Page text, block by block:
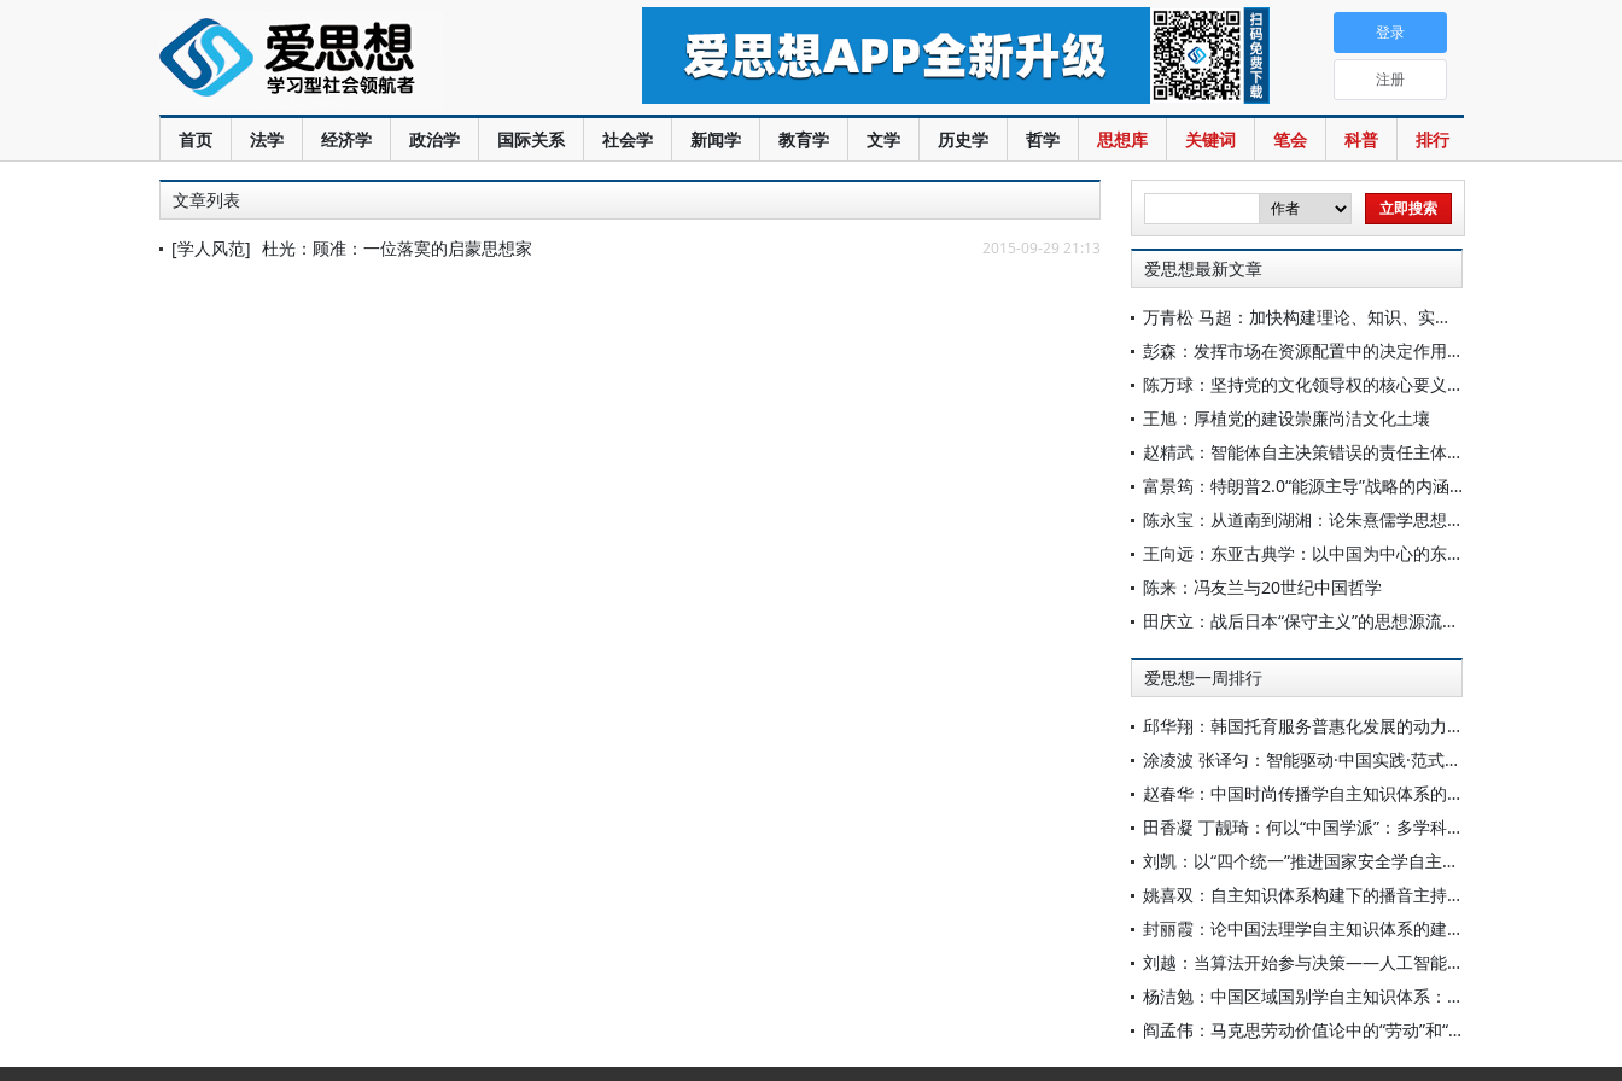
首页 法学 经济学 政治学 国际关系 社会学 新闻学 教育学 文学 历史学 哲学 思想库 关键词 笔会 科普 排行
登录
注册
文章列表
[学人风范] 杜光：顾准：一位落寞的启蒙思想家 2015-09-29 21:13
爱思想最新文章
万青松 马超：加快构建理论、知识、实践一体发展的区域国别自主知识体系
彭森：发挥市场在资源配置中的决定作用是中国改革的最基本经验
陈万球：坚持党的文化领导权的核心要义、历史必然性和科学方法
王旭：厚植党的建设崇廉尚洁文化土壤
赵精武：智能体自主决策错误的责任主体与边界
富景筠：特朗普2.0“能源主导”战略的内涵、举措与影响
陈永宝：从道南到湖湘：论朱熹儒学思想的演变
王向远：东亚古典学：以中国为中心的东亚学术文化共同体之建构
陈来：冯友兰与20世纪中国哲学
田庆立：战后日本“保守主义”的思想源流及核心价值探析
爱思想一周排行
邱华翔：韩国托育服务普惠化发展的动力机制、制度路径与政策效应
涂凌波 张译匀：智能驱动·中国实践·范式创新：“构建中国新闻传播学自主知识体系”专题研讨会综述
赵春华：中国时尚传播学自主知识体系的内在逻辑与实践路径
田香凝 丁靓琦：何以“中国学派”：多学科视野下中国特色新闻传播学建设的研究
刘凯：以“四个统一”推进国家安全学自主知识体系构建
姚喜双：自主知识体系构建下的播音主持高等专业教育研究
封丽霞：论中国法理学自主知识体系的建构
刘越：当算法开始参与决策——人工智能重塑全球治理的底层逻辑
杨洁勉：中国区域国别学自主知识体系：本原、借鉴和建构
阎孟伟：马克思劳动价值论中的“劳动”和“价值”概念